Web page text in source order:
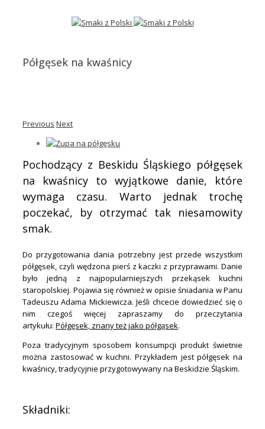
Półgęsek na kwaśnicy
Previous Next
Pochodzący z Beskidu Śląskiego półgęsek
na kwaśnicy to wyjątkowe danie, które
wymaga czasu. Warto jednak trochę
poczekać, by otrzymać tak niesamowity
smak.
Do przygotowania dania potrzebny jest przede wszystkim
półgęsek, czyli wędzona pierś z kaczki z przyprawami. Danie
było jedną z najpopularniejszych przekąsek kuchni
staropolskiej. Pojawia się również w opisie śniadania w Panu
Tadeuszu Adama Mickiewicza. Jeśli chcecie dowiedzieć się o
nim czegoś więcej zapraszamy do przeczytania
artykułu: Półgęsek, znany też jako półgąsek.
Poza tradycyjnym sposobem konsumpcji produkt świetnie
można zastosować w kuchni. Przykładem jest półgęsek na
kwaśnicy, tradycyjnie przygotowywany na Beskidzie Śląskim.
Składniki: